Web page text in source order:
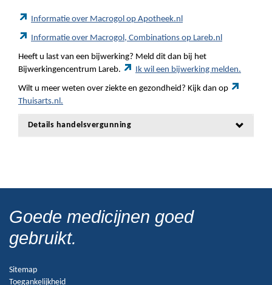
Informatie over Macrogol op Apotheek.nl
Informatie over Macrogol, Combinations op Lareb.nl
Heeft u last van een bijwerking? Meld dit dan bij het
Bijwerkingencentrum Lareb.
Ik wil een bijwerking melden.
Wilt u meer weten over ziekte en gezondheid? Kijk dan op
Thuisarts.nl.
Details handelsvergunning
Goede medicijnen goed
gebruikt.
Sitemap
Toegankelijkheid